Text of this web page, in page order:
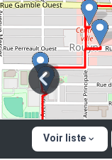
Voir liste